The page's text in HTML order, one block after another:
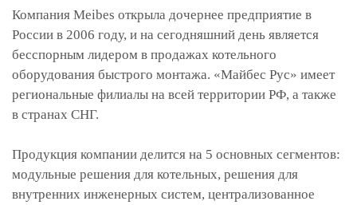
Компания Meibes открыла дочернее предприятие в
России в 2006 году, и на сегодняшний день является
бесспорным лидером в продажах котельного
оборудования быстрого монтажа. «Майбес Рус» имеет
региональные филиалы на всей территории РФ, а также
в странах СНГ.
Продукция компании делится на 5 основных сегментов:
модульные решения для котельных, решения для
внутренних инженерных систем, централизованное